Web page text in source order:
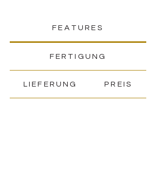
FEATURES
FERTIGUNG
LIEFERUNG PREIS